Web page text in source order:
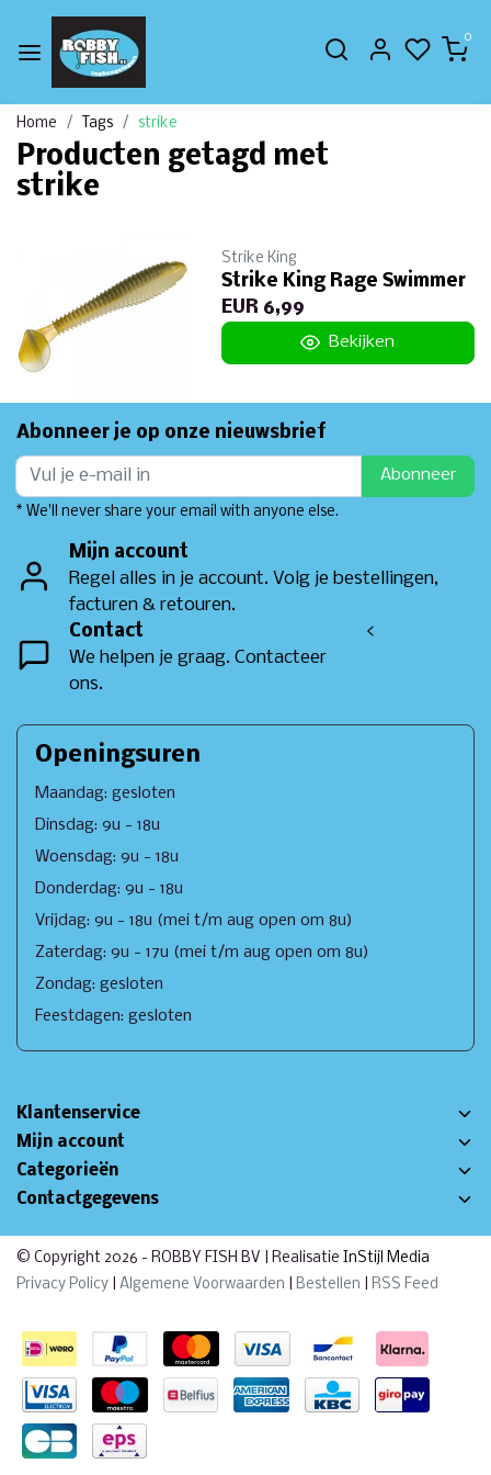
0
Home Tags strike
Producten getagd met
strike
Strike King
Strike King Rage Swimmer
EUR 6,99
Bekijken
Abonneer je op onze nieuwsbrief
Abonneer
* We'll never share your email with anyone else.
Mijn account
Regel alles in je account. Volg je bestellingen,
facturen & retouren.
Contact
We helpen je graag. Contacteer
ons.
<
Openingsuren
Maandag: gesloten
Dinsdag: 9u - 18u
Woensdag: 9u - 18u
Donderdag: 9u - 18u
Vrijdag: 9u - 18u (mei t/m aug open om 8u)
Zaterdag: 9u - 17u (mei t/m aug open om 8u)
Zondag: gesloten
Feestdagen: gesloten
Klantenservice
Mijn account
Categorieën
Contactgegevens
© Copyright 2026 - ROBBY FISH BV | Realisatie InStijl Media
Privacy Policy
Algemene Voorwaarden Bestellen RSS Feed